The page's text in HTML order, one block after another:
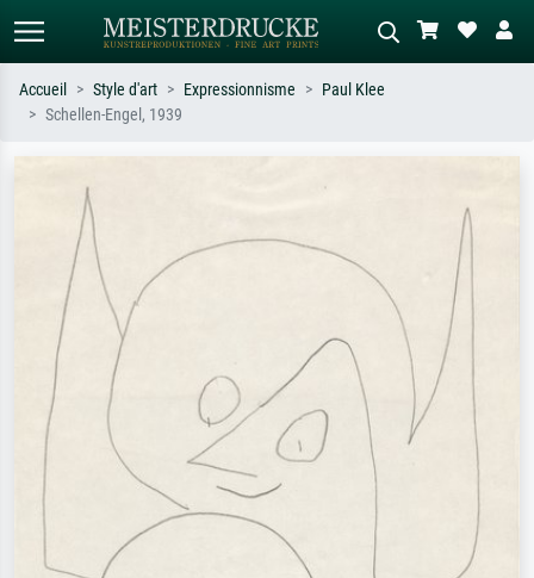
ex. Monet, Nuit étoilée,
impressionnisme, vague de Hokusai,
tableau sombre, nu debout près d'un
Accueil Style d'art Expressionnisme
Paul Klee
Schellen-Engel, 1939